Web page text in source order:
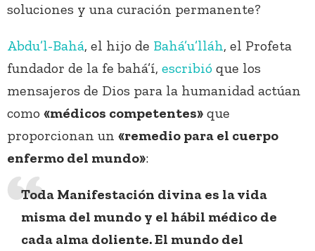
soluciones y una curación permanente?
Abdu’l-Bahá, el hijo de Bahá’u’lláh, el Profeta
fundador de la fe bahá’í, escribió que los
mensajeros de Dios para la humanidad actúan
como «médicos competentes» que
proporcionan un «remedio para el cuerpo
enfermo del mundo»:
Toda Manifestación divina es la vida
misma del mundo y el hábil médico de
cada alma doliente. El mundo del